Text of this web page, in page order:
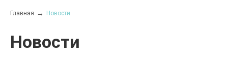
Главная Новости
Новости